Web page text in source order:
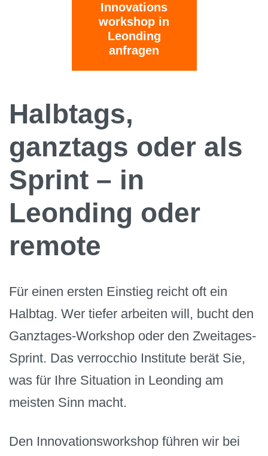
Innovations
workshop in
Leonding
anfragen
Halbtags,
ganztags oder als
Sprint – in
Leonding oder
remote
Für einen ersten Einstieg reicht oft ein
Halbtag. Wer tiefer arbeiten will, bucht den
Ganztages-Workshop oder den Zweitages-
Sprint. Das verrocchio Institute berät Sie,
was für Ihre Situation in Leonding am
meisten Sinn macht.
Den Innovationsworkshop führen wir bei